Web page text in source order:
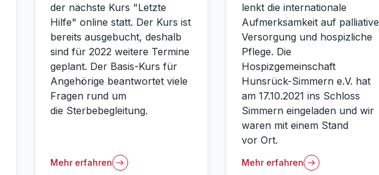
der nächste Kurs "Letzte
Hilfe" online statt. Der Kurs ist
bereits ausgebucht, deshalb
sind für 2022 weitere Termine
geplant. Der Basis-Kurs für
Angehörige beantwortet viele
Fragen rund um
die Sterbebegleitung.
Mehr erfahren
lenkt die internationale
Aufmerksamkeit auf palliative
Versorgung und hospizliche
Pflege. Die
Hospizgemeinschaft
Hunsrück-Simmern e.V. hat
am 17.10.2021 ins Schloss
Simmern eingeladen und wir
waren mit einem Stand
vor Ort.
Mehr erfahren